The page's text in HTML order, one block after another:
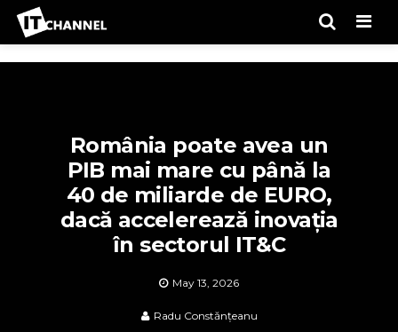
România poate avea un
PIB mai mare cu până la
40 de miliarde de EURO,
dacă accelerează inovația
în sectorul IT&C
May 13, 2026
Radu Constănțeanu